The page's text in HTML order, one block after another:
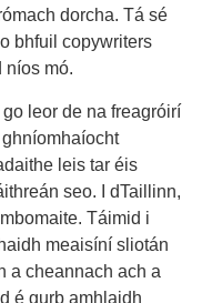
dorcha. Tá sé
bhfuil copywriters
níos mó.
leor de na freagróirí
leis tar éis
seo. I dTaillinn,
Táimid i
meaisíní sliotán
a cheannach ach a
é gurb amhlaidh